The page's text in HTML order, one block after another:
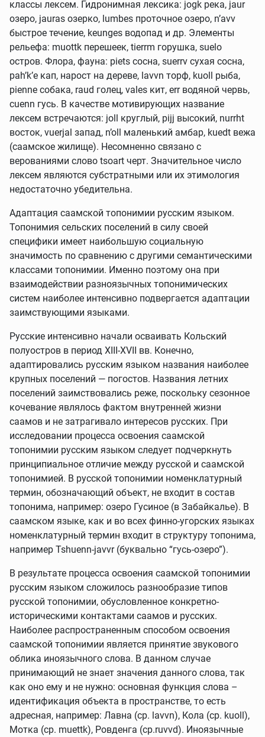
классы лексем. Гидронимная лексика: jogk река, jaur
озеро, jauras озерко, lumbes проточное озеро, n’avv
быстрое течение, keunges водопад и др. Элементы
рельефа: muottk перешеек, tierrm горушка, suelo
остров. Флора, фауна: piets сосна, suerrv сухая сосна,
pah’k’e кап, нарост на дереве, lavvn торф, kuoll рыба,
pienne собака, raud голец, vales кит, err водяной червь,
cuenn гусь. В качестве мотивирующих название
лексем встречаются: joll круглый, pijj высокий, nurrht
восток, vuerjal запад, n’oll маленький амбар, kuedt вежа
(саамское жилище). Несомненно связано с
верованиями слово tsoart черт. Значительное число
лексем являются субстратными или их этимология
недостаточно убедительна.
Адаптация саамской топонимии русским языком.
Топонимия сельских поселений в силу своей
специфики имеет наибольшую социальную
значимость по сравнению с другими семантическими
классами топонимии. Именно поэтому она при
взаимодействии разноязычных топонимических
систем наиболее интенсивно подвергается адаптации
заимствующими языками.
Русские интенсивно начали осваивать Кольский
полуостров в период XIII-XVII вв. Конечно,
адаптировались русским языком названия наиболее
крупных поселений — погостов. Названия летних
поселений заимствовались реже, поскольку сезонное
кочевание являлось фактом внутренней жизни
саамов и не затрагивало интересов русских. При
исследовании процесса освоения саамской
топонимии русским языком следует подчеркнуть
принципиальное отличие между русской и саамской
топонимией. В русской топонимии номенклатурный
термин, обозначающий объект, не входит в состав
топонима, например: озеро Гусиное (в Забайкалье). В
саамском языке, как и во всех финно-угорских языках
номенклатурный термин входит в структуру топонима,
например Tshuenn-javvr (буквально “гусь-озеро”).
В результате процесса освоения саамской топонимии
русским языком сложилось разнообразие типов
русской топонимии, обусловленное конкретно-
историческими контактами саамов и русских.
Наиболее распространенным способом освоения
саамской топонимии является принятие звукового
облика иноязычного слова. В данном случае
принимающий не знает значения данного слова, так
как оно ему и не нужно: основная функция слова –
идентификация объекта в пространстве, то есть
адресная, например: Лавна (ср. lavvn), Кола (ср. kuoll),
Мотка (ср. muettk), Ровденга (ср.ruvvd). Иноязычные